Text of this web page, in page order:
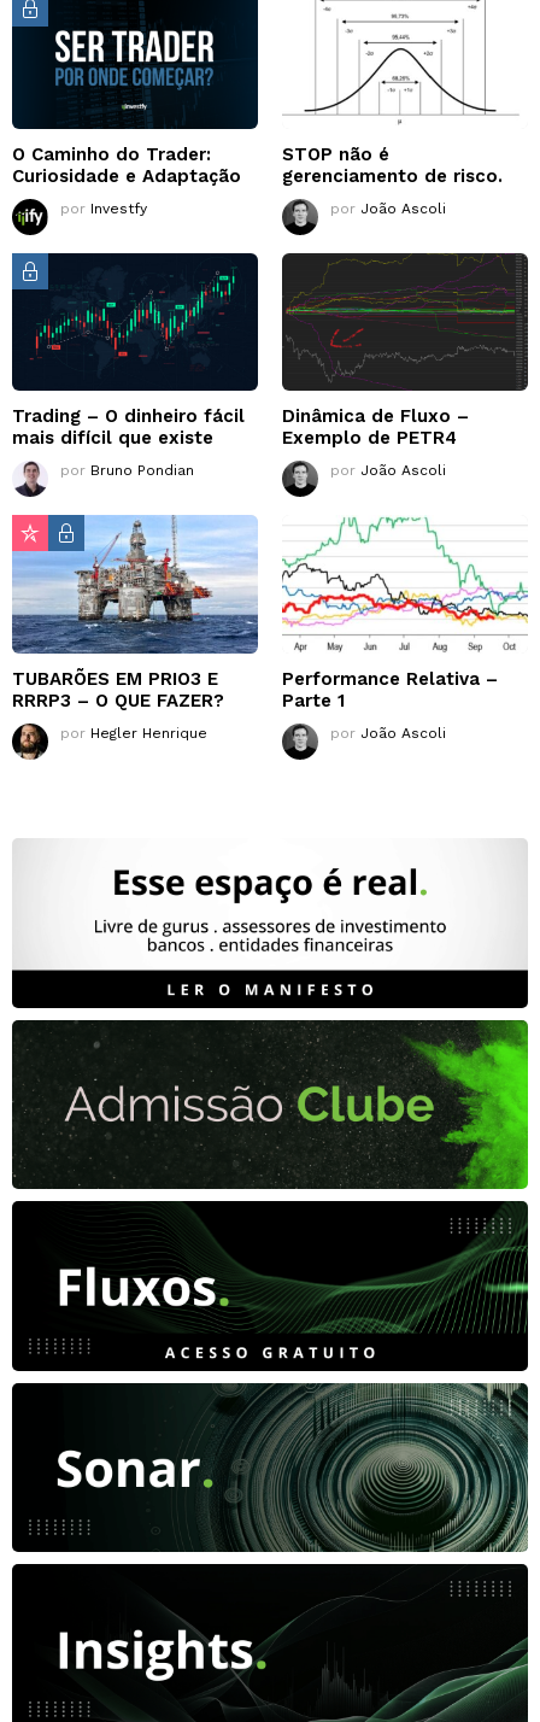
O Caminho do Trader:
Curiosidade e Adaptação
por Investfy
STOP não é
gerenciamento de risco.
por João Ascoli
Trading – O dinheiro fácil
mais difícil que existe
por Bruno Pondian
Dinâmica de Fluxo –
Exemplo de PETR4
por João Ascoli
TUBARÕES EM PRIO3 E
RRRP3 – O QUE FAZER?
por Hegler Henrique
Performance Relativa –
Parte 1
por João Ascoli